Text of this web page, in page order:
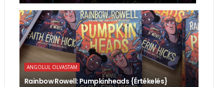
ANGOLUL OLVASTAM
Rainbow Rowell: Pumpkinheads {Értékelés}